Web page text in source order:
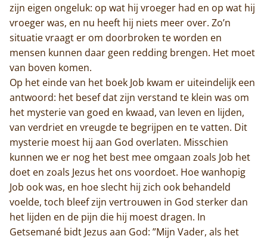
Home
Trappisten
zijn eigen ongeluk: op wat hij vroeger had en op wat hij
vroeger was, en nu heeft hij niets meer over. Zo’n
situatie vraagt er om doorbroken te worden en
mensen kunnen daar geen redding brengen. Het moet
van boven komen.
Op het einde van het boek Job kwam er uiteindelijk een
antwoord: het besef dat zijn verstand te klein was om
het mysterie van goed en kwaad, van leven en lijden,
van verdriet en vreugde te begrijpen en te vatten. Dit
mysterie moest hij aan God overlaten. Misschien
kunnen we er nog het best mee omgaan zoals Job het
doet en zoals Jezus het ons voordoet. Hoe wanhopig
Job ook was, en hoe slecht hij zich ook behandeld
voelde, toch bleef zijn vertrouwen in God sterker dan
het lijden en de pijn die hij moest dragen. In
Getsemané bidt Jezus aan God: ”Mijn Vader, als het